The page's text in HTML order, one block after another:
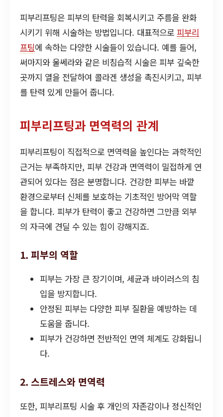
피부리프팅은 피부의 탄력을 회복시키고 주름을 완화
시키기 위해 시술하는 방법입니다. 대표적으로 피부리
프팅에 속하는 다양한 시술들이 있습니다. 예를 들어,
써마지와 울쎄라와 같은 비침습적 시술은 피부 깊숙한
곳까지 열을 전달하여 콜라겐 생성을 촉진시키고, 피부
를 탄력 있게 만들어 줍니다.
피부리프팅과 면역력의 관계
피부리프팅이 직접적으로 면역력을 높인다는 과학적인
근거는 부족하지만, 피부 건강과 면역력이 밀접하게 연
관되어 있다는 점은 분명합니다. 건강한 피부는 바깥
환경으로부터 신체를 보호하는 기초적인 방어막 역할
을 합니다. 피부가 탄력이 좋고 건강하면 그만큼 외부
의 자극에 견딜 수 있는 힘이 강해지죠.
1. 피부의 역할
피부는 가장 큰 장기이며, 세균과 바이러스의 침
입을 방지합니다.
안정된 피부는 다양한 피부 질환을 예방하는 데
도움을 줍니다.
피부가 건강하면 전반적인 면역 체계도 강화됩니
다.
2. 스트레스와 면역력
또한, 피부리프팅 시술 후 개인의 자존감이나 정신적인